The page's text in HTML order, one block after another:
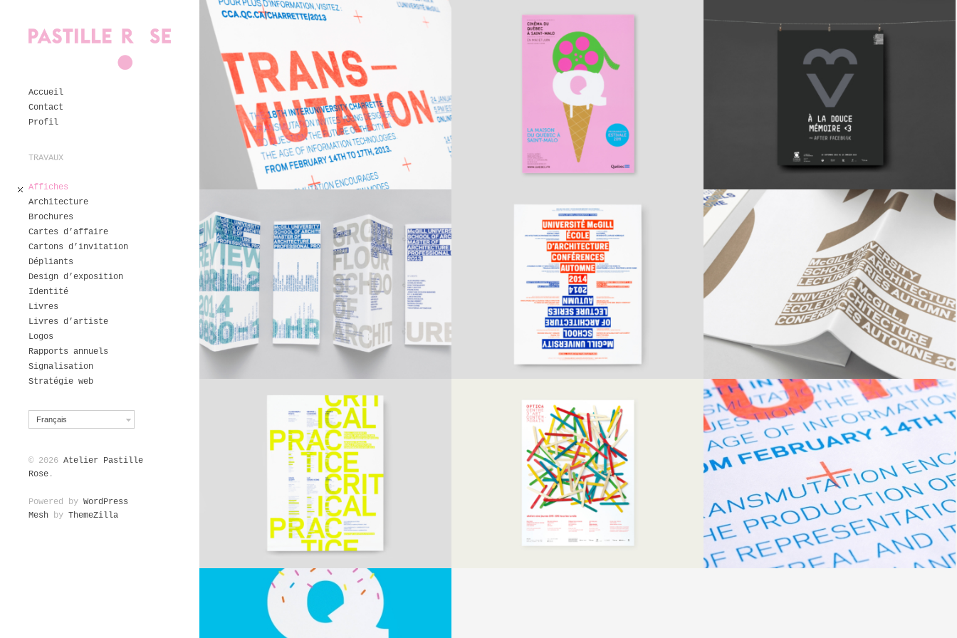
Accueil
Contact
Profil
TRAVAUX
Affiches
Architecture
Brochures
Cartes d’affaire
Cartons d’invitation
Dépliants
Design d’exposition
Identité
Livres
Livres d’artiste
Logos
Rapports annuels
Signalisation
Stratégie web
Français
© 2026 Atelier Pastille
Rose .
Powered by WordPress
Mesh by ThemeZilla